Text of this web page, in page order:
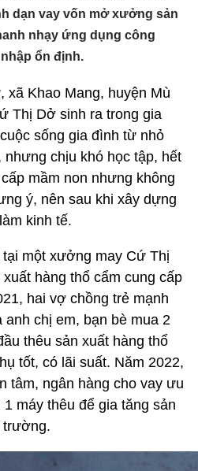
dạn vay vốn mở xưởng sản
nhạy ứng dụng công
ổn định.
xã Khao Mang, huyện Mù
Thị Dở sinh ra trong gia
sống gia đình từ nhỏ
nhưng chịu khó học tập, hết
mầm non nhưng không
ý, nên sau khi xây dựng
kinh tế.
một xưởng may Cứ Thị
hàng thổ cẩm cung cấp
hai vợ chồng trẻ mạnh
chị em, bạn bè mua 2
thêu sản xuất hàng thổ
tốt, có lãi suất. Năm 2022,
tâm, ngân hàng cho vay ưu
máy thêu để gia tăng sản
trường.